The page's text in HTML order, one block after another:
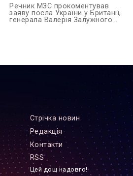
Речник МЗС прокоментував
заяву посла України у Британії,
генерала Валерія Залужного...
Стрiчка новин
Редакцiя
Контакти
RSS
Цей дощ надовго!